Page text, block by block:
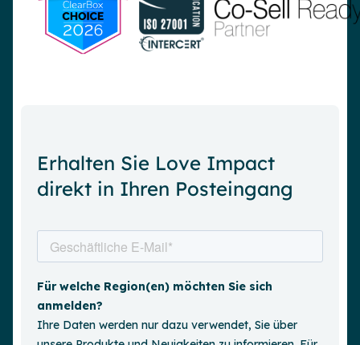
Erhalten Sie Love Impact
direkt in Ihren Posteingang